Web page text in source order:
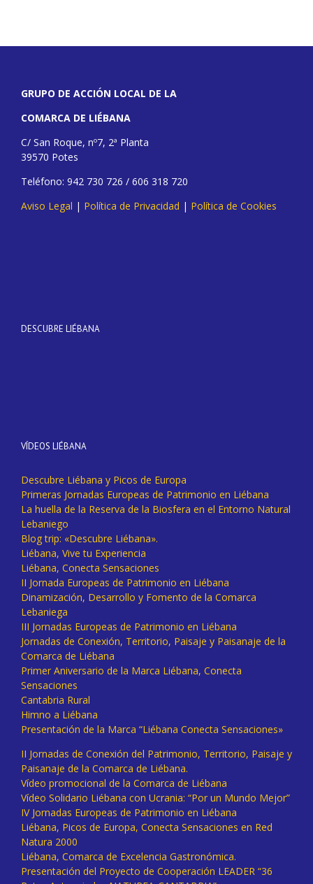
GRUPO DE ACCIÓN LOCAL DE LA
COMARCA DE LIÉBANA
C/ San Roque, nº7, 2ª Planta
39570 Potes
Teléfono: 942 730 726 / 606 318 720
Aviso Legal | Política de Privacidad | Política de Cookies
DESCUBRE LIÉBANA
VÍDEOS LIÉBANA
Descubre Liébana y Picos de Europa
Primeras Jornadas Europeas de Patrimonio en Liébana
La huella de la Reserva de la Biosfera en el Entorno Natural
Lebaniego
Blog trip: «Descubre Liébana».
Liébana, Vive tu Experiencia
Liébana, Conecta Sensaciones
II Jornada Europeas de Patrimonio en Liébana
Dinamización, Desarrollo y Fomento de la Comarca
Lebaniega
III Jornadas Europeas de Patrimonio en Liébana
Jornadas de Conexión, Territorio, Paisaje y Paisanaje de la
Comarca de Liébana
Primer Aniversario de la Marca Liébana, Conecta
Sensaciones
Cantabria Rural
Himno a Liébana
Presentación de la Marca “Liébana Conecta Sensaciones»
II Jornadas de Conexión del Patrimonio, Territorio, Paisaje y
Paisanaje de la Comarca de Liébana.
Vídeo promocional de la Comarca de Liébana
Vídeo Solidario Liébana con Ucrania: “Por un Mundo Mejor”
IV Jornadas Europeas de Patrimonio en Liébana
Liébana, Picos de Europa, Conecta Sensaciones en Red
Natura 2000
Liébana, Comarca de Excelencia Gastronómica.
Presentación del Proyecto de Cooperación LEADER “36